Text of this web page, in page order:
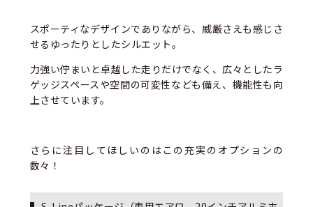
スポーティなデザインでありながら、威厳さえも感じさ
せるゆったりとしたシルエット。
力強い佇まいと卓越した走りだけでなく、広々としたラ
ゲッジスペースや空間の可変性なども備え、機能性も向
上させています。
さらに注目してほしいのはこの充実のオプションの
数々！